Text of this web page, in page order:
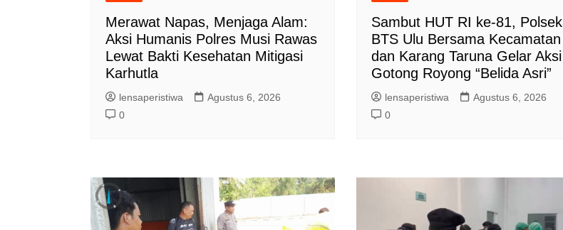
Merawat Napas, Menjaga Alam:
Aksi Humanis Polres Musi Rawas
Lewat Bakti Kesehatan Mitigasi
Karhutla
lensaperistiwa
Agustus 6, 2026
0
Sambut HUT RI ke-81, Polsek
BTS Ulu Bersama Kecamatan
dan Karang Taruna Gelar Aksi
Gotong Royong “Belida Asri”
lensaperistiwa
Agustus 6, 2026
0